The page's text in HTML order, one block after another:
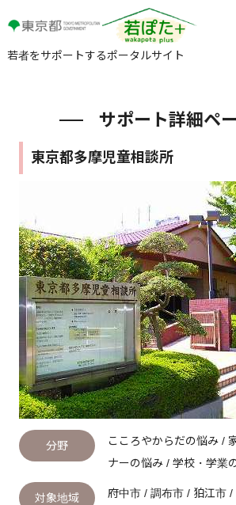
若者をサポートするポータルサイト
サポート詳細ペ
東京都多摩児童相談所
分野
こころやからだの悩み /
ナーの悩み / 学校・学業
対象地域 府中市 / 調布市 / 狛江市